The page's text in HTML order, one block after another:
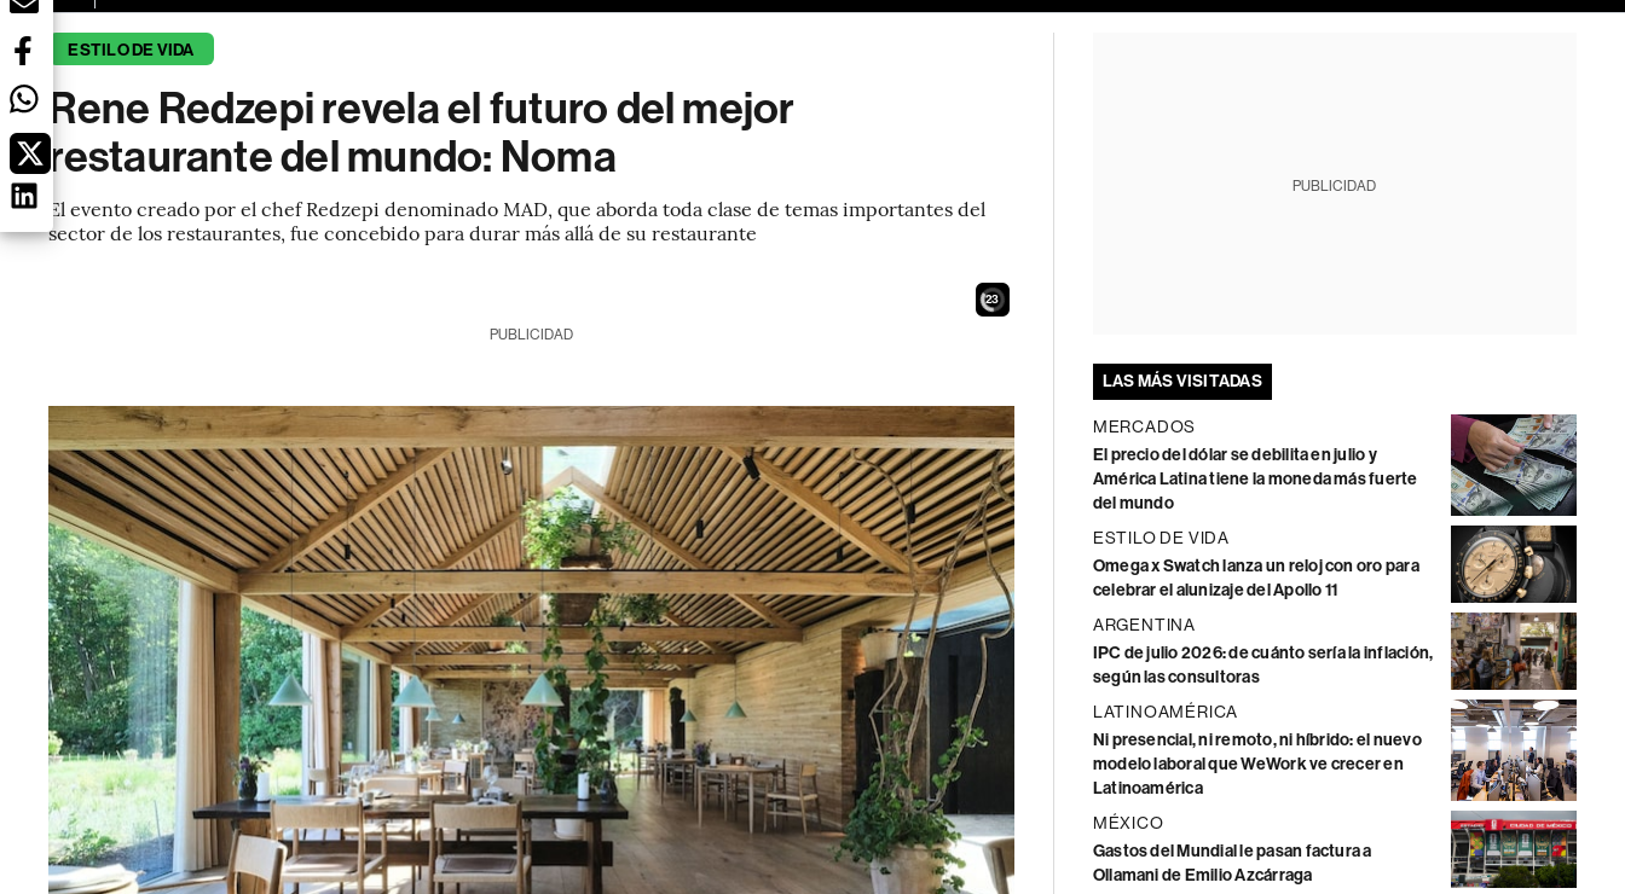
ESTILO DE VIDA
Rene Redzepi revela el futuro del mejor
restaurante del mundo: Noma
El evento creado por el chef Redzepi denominado MAD, que aborda toda clase de temas importantes del
sector de los restaurantes, fue concebido para durar más allá de su restaurante
21
PUBLICIDAD
PUBLICIDAD
LAS MÁS VISITADAS
MERCADOS
El precio del dólar se debilita en julio y
América Latina tiene la moneda más fuerte
del mundo
ESTILO DE VIDA
Omega x Swatch lanza un reloj con oro para
celebrar el alunizaje del Apollo 11
ARGENTINA
IPC de julio 2026: de cuánto sería la inflación,
según las consultoras
LATINOAMÉRICA
Ni presencial, ni remoto, ni híbrido: el nuevo
modelo laboral que WeWork ve crecer en
Latinoamérica
MÉXICO
Gastos del Mundial le pasan factura a
Ollamani de Emilio Azcárraga